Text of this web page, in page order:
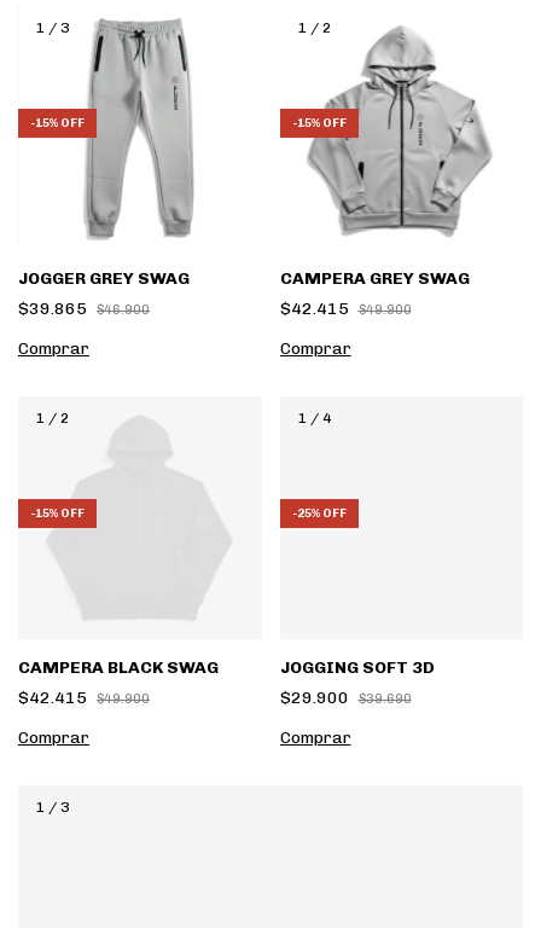
1 / 3
-15% OFF
JOGGER GREY SWAG
$39.865
$46.900
Comprar
1/ 2
-15% OFF
CAMPERA GREY SWAG
$42.415
$49.900
Comprar
1 / 2
-15% OFF
CAMPERA BLACK SWAG
$42.415
$49.900
Comprar
1 / 4
-25% OFF
JOGGING SOFT 3D
$29.900
$39.690
Comprar
1 / 3